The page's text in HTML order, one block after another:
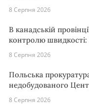
8 Серпня 2026
В канадській
контролю швидкості:
8 Серпня 2026
Польська
недобудованого
8 Серпня 2026